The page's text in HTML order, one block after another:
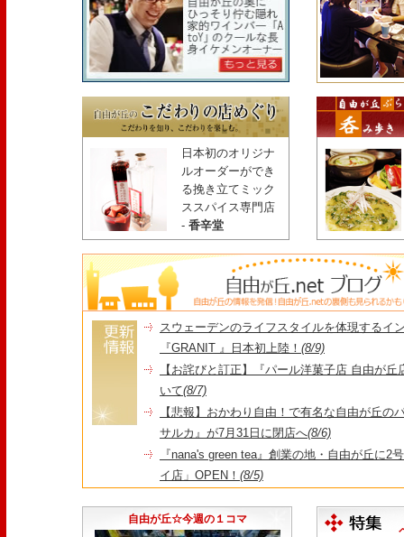
日本初のオリジナ
ルオーダーができ
る挽き立てミック
ススパイス専門店
- 香辛堂
スウェーデンのライフスタイルを体現するイ
『GRANIT 』日本初上陸！ (8/9)
【お詫びと訂正】『パール洋菓子店 自由が
いて(8/7)
【悲報】おかわり自由！で有名な自由が丘の
サルカ』が7月31日に閉店へ(8/6)
『nana's green tea』創業の地・自由が丘に2
イ店」OPEN！ (8/5)
店・閉店情報まとめ】
自由が丘☆今週の１コマ